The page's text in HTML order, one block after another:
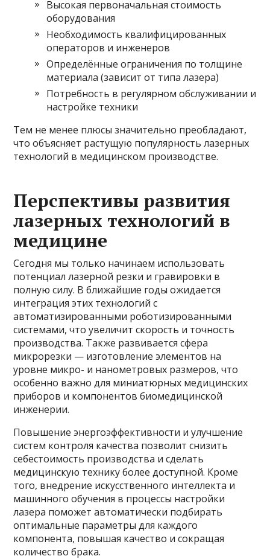
Высокая первоначальная стоимость
оборудования
Необходимость квалифицированных
операторов и инженеров
Определённые ограничения по толщине
материала (зависит от типа лазера)
Потребность в регулярном обслуживании и
настройке техники
Тем не менее плюсы значительно преобладают,
что объясняет растущую популярность лазерных
технологий в медицинском производстве.
Перспективы развития
лазерных технологий в
медицине
Сегодня мы только начинаем использовать
потенциал лазерной резки и гравировки в
полную силу. В ближайшие годы ожидается
интеграция этих технологий с
автоматизированными роботизированными
системами, что увеличит скорость и точность
производства. Также развивается сфера
микрорезки — изготовление элементов на
уровне микро- и нанометровых размеров, что
особенно важно для миниатюрных медицинских
приборов и компонентов биомедицинской
инженерии.
Повышение энергоэффективности и улучшение
систем контроля качества позволит снизить
себестоимость производства и сделать
медицинскую технику более доступной. Кроме
того, внедрение искусственного интеллекта и
машинного обучения в процессы настройки
лазера поможет автоматически подбирать
оптимальные параметры для каждого
компонента, повышая качество и сокращая
количество брака.